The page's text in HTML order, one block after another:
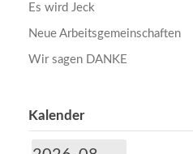
Es wird Jeck
Neue Arbeitsgemeinschaften
Wir sagen DANKE
Kalender